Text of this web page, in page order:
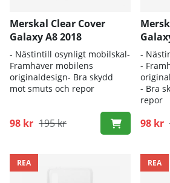
Merskal Clear Cover
Galaxy A8 2018
- Nästintill osynligt mobilskal-
Framhäver mobilens
originaldesign- Bra skydd
mot smuts och repor
98 kr 195 kr
-
-
- Bra
repor
98 kr
REA REA